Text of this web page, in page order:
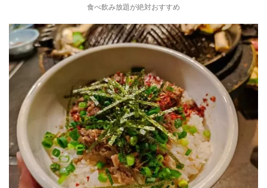
食べ飲み放題が絶対おすすめ